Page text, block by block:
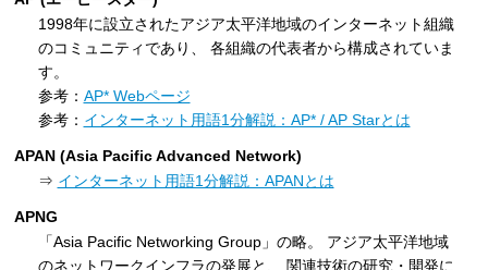
1998年に設立されたアジア太平洋地域のインターネット組織
のコミュニティであり、 各組織の代表者から構成されていま
す。
参考： AP* Webページ
参考： インターネット用語1分解説：AP* / AP Starとは
APAN (Asia Pacific Advanced Network)
⇒ インターネット用語1分解説：APANとは
APNG
「Asia Pacific Networking Group」の略。 アジア太平洋地域
のネットワークインフラの発展と、 関連技術の研究・開発に